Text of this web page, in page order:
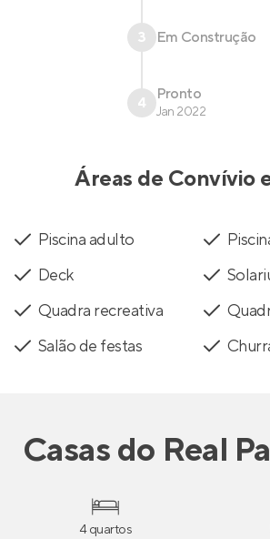
3 Em Construção
4 Pronto
Jan 2022
Áreas de Convívio
Piscina adulto
Deck
Quadra recreativa
Salão de festas
Casasdo Real
4 quartos